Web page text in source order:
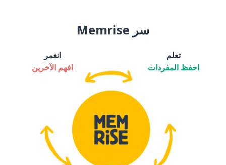
سر Memrise
تعلم
احفظ المفردات
انغمر
افهم الآخرين